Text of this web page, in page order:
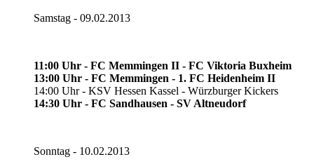
Samstag - 09.02.2013
11:00 Uhr - FC Memmingen II - FC Viktoria Buxheim
13:00 Uhr - FC Memmingen - 1. FC Heidenheim II
14:00 Uhr - KSV Hessen Kassel - Würzburger Kickers
14:30 Uhr - FC Sandhausen - SV Altneudorf
Sonntag - 10.02.2013